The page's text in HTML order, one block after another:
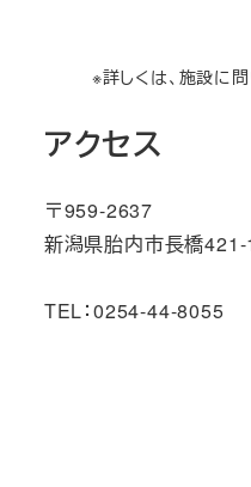
※詳しくは、施設に
アクセス
〒959-2637
新潟県胎内市長橋421-
TEL：0254-44-8055